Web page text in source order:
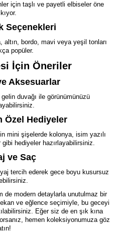
için taşlı ve payetli elbiseler öne
Seçenekleri
altın, bordo, mavi veya yeşil tonları
popüler.
İçin Öneriler
Aksesuarlar
duvağı ile görünümünüzü
Özel Hediyeler
mini şişelerde kolonya, isim yazılı
hediyeler hazırlayabilirsiniz.
ve Saç
tercih ederek gece boyu kusursuz
de modern detaylarla unutulmaz bir
ve eğlence seçimiyle, bu geceyi
Eğer siz de en şık kına
hemen koleksiyonumuza göz